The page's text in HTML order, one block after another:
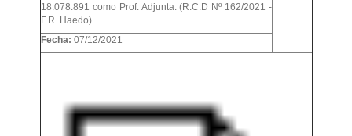
18.078.891 como Prof. Adjunta. (R.C.D Nº 162/2021 -
F.R. Haedo)
Fecha: 07/12/2021